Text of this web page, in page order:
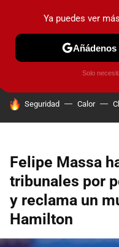
PRUEBAS COCHES
HOY SE HABLA DE
Seguridad Calor
Felipe Massa
tribunales por
y reclama un
Hamilton
Ya puedes ver
Solo